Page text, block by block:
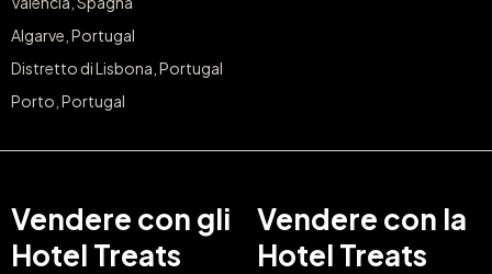
Algarve, Portugal
Distretto di Lisbona, Portugal
Porto, Portugal
Vendere con gli
Hotel Treats
Vendere con la
Hotel Treats